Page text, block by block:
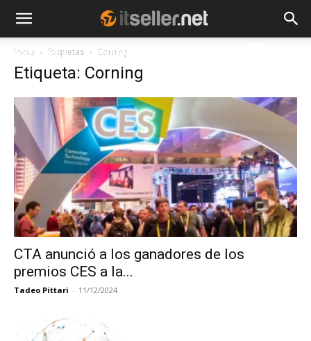
NOTICIAS TENDENCIAS
Inicio Etiquetas Corning
Etiqueta: Corning
CTA anunció a los ganadores de los
premios CES a la...
Tadeo Pittari - 11/12/2024